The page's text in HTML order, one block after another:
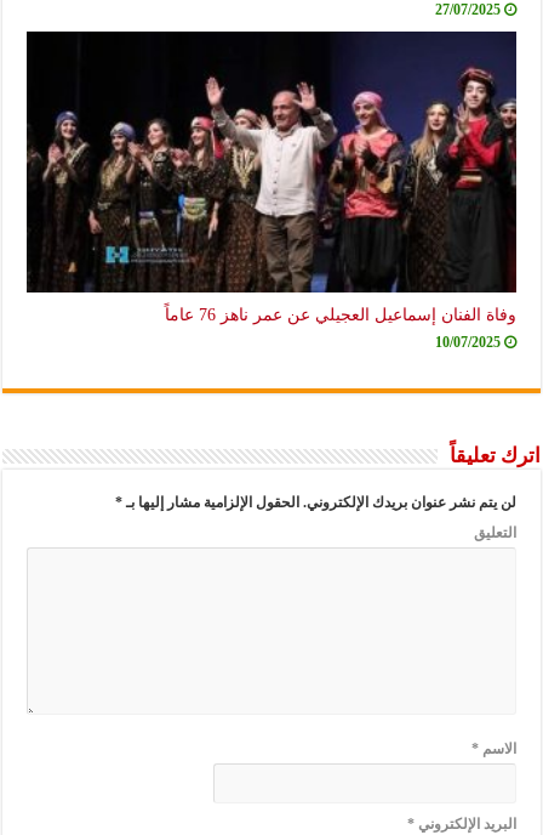
27/07/2025
وفاة الفنان إسماعيل العجيلي عن عمر ناهز 76 عاماً
10/07/2025
اترك تعليقاً
لن يتم نشر عنوان بريدك الإلكتروني. الحقول الإلزامية مشار إليها بـ*
التعليق
الاسم*
البريد الإلكتروني*